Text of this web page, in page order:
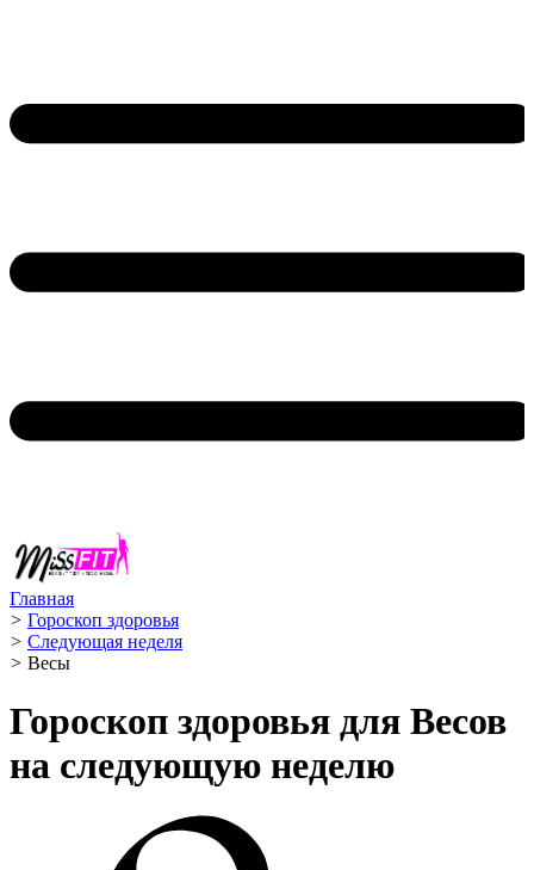
Главная
> Гороскоп здоровья
> Следующая неделя
> Весы ️
Гороскоп здоровья для Весов
на следующую неделю